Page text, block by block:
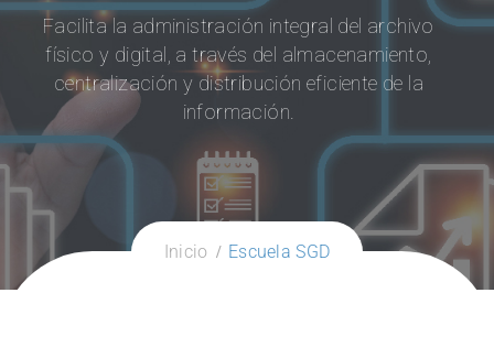
Facilita la administración integral del archivo
físico y digital, a través del almacenamiento,
centralización y distribución eficiente de la
información.
Inicio Escuela SGD